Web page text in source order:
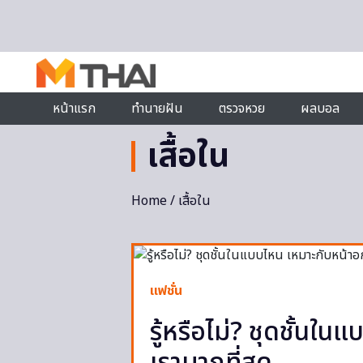
หน้าแรก
ทำนายฝัน ตรวจหวย ผลบอล
เสื้อใน
Home/ เสื้อใน
แฟชั่น
รู้หรือไม่? ชุดชั้นในแ